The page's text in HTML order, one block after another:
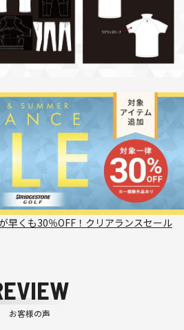
早くも30％OFF！クリアランスセール
お客様の声